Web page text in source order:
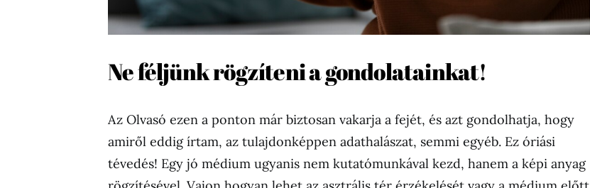
Ne féljünk rögzíteni a gondolatainkat!
Az Olvasó ezen a ponton már biztosan vakarja a fejét, és azt gondolhatja, hogy
amiről eddig írtam, az tulajdonképpen adathalászat, semmi egyéb. Ez óriási
tévedés! Egy jó médium ugyanis nem kutatómunkával kezd, hanem a képi anyag